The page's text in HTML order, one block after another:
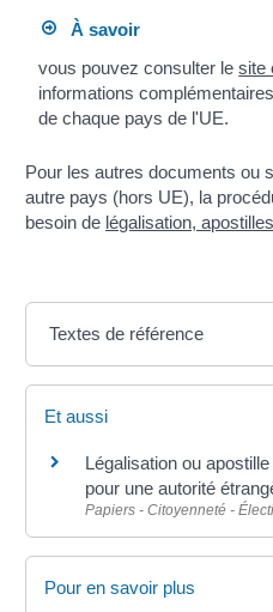
À savoir
vous pouvez consulter lesite
informations
de chaque pays de l'UE.
Pour les autres documents ou
autre pays (hors UE), la
besoin de légalisation, apostilles
Textes de référence
Et aussi
Légalisation ou
pour une autorité
Papiers - Citoyenneté -
Pour en savoir plus